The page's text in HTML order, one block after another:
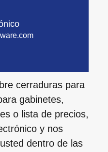
cerraduras para
gabinetes,
o lista de precios,
y nos
dentro de las